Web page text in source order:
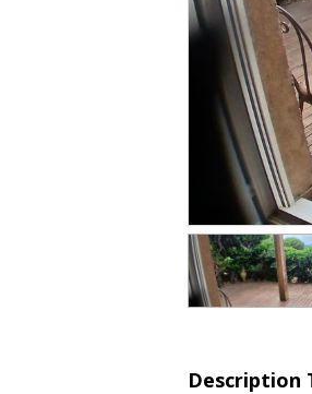
Description